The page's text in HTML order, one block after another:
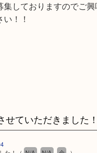
京田辺店にお願いし
一点を丁寧に査定さ